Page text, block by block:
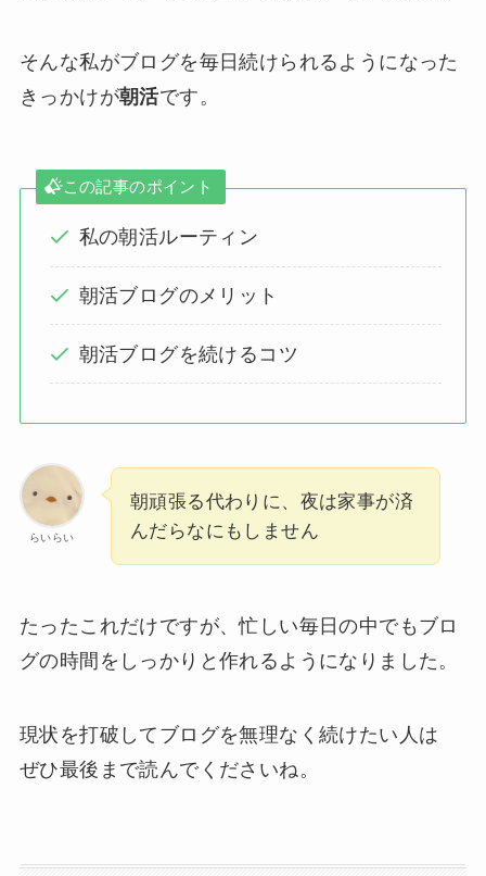
そんな私がブログを毎日続けられるようになった
きっかけが朝活です。
この記事のポイント
私の朝活ルーティン
朝活ブログのメリット
朝活ブログを続けるコツ
らいらい
朝頑張る代わりに、夜は家事が済
んだらなにもしません
たったこれだけですが、忙しい毎日の中でもブロ
グの時間をしっかりと作れるようになりました。
現状を打破してブログを無理なく続けたい人は
ぜひ最後まで読んでくださいね。